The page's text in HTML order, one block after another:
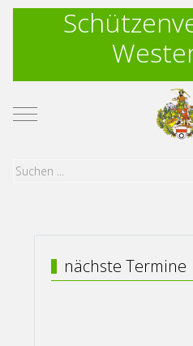
Mobile Menu Toggle
nächste Termine